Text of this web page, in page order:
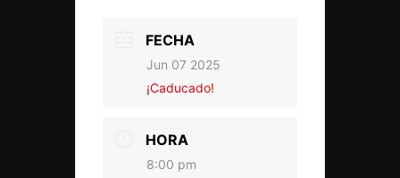
FECHA
Jun 07 2025
¡Caducado!
HORA
8:00 pm